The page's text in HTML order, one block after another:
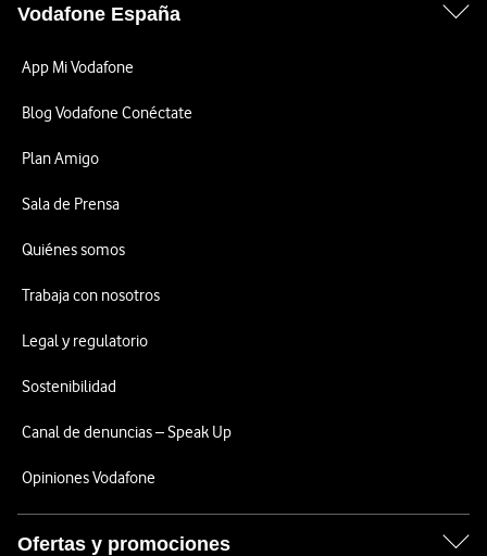
Vodafone España
App Mi Vodafone
Blog Vodafone Conéctate
Plan Amigo
Sala de Prensa
Quiénes somos
Trabaja con nosotros
Legal y regulatorio
Sostenibilidad
Canal de denuncias – Speak Up
Opiniones Vodafone
Ofertas y promociones